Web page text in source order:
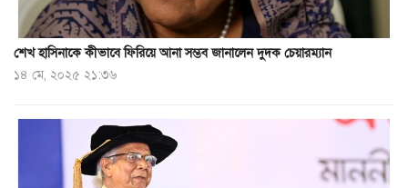
শেখ হাসিনাকে কীভাবে ফিরিয়ে আনা সম্ভব জানালেন দুদক চেয়ারম্যান
১৪ মে, ২০২৫ ২১:৩৬